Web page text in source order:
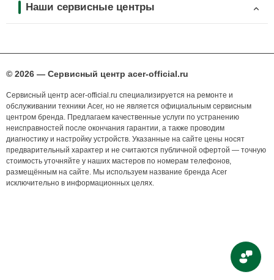
Наши сервисные центры
© 2026 — Сервисный центр acer-official.ru
Сервисный центр acer-official.ru специализируется на ремонте и
обслуживании техники Acer, но не является официальным сервисным
центром бренда. Предлагаем качественные услуги по устранению
неисправностей после окончания гарантии, а также проводим
диагностику и настройку устройств. Указанные на сайте цены носят
предварительный характер и не считаются публичной офертой — точную
стоимость уточняйте у наших мастеров по номерам телефонов,
размещённым на сайте. Мы используем название бренда Acer
исключительно в информационных целях.